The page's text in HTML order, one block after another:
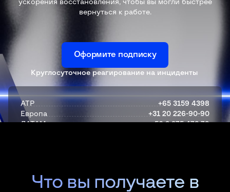
ускорения восстановления, чтобы вы могли быстрее
вернуться к работе.
Оформите подписку
Круглосуточное реагирование на инциденты
АТР
+65 3159 4398
Европа
+31 20 226-90-90
ЛАТАМ
+56 2 275 473 79
Что вы получаете в